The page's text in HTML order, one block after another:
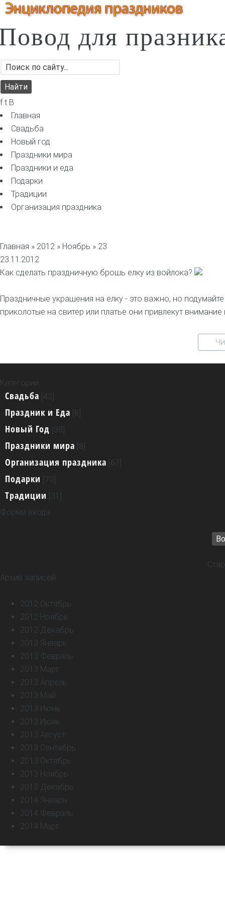
для
f t B
Главная
Свадьба
Новый год
Праздники мира
Праздники и еда
Подарки
Традиции
Организация праздника
Главная » 2012 » Ноябрь » 23
23.11.2012
Как сделать праздничную брошь елку из войлока?
Праздничные украшения на елку - это важно, но
приколотые на свитер или платье они привлекут внимание
Категории
Свадьба [42]
Праздник и Еда [8]
Новый Год [38]
Праздники мира [8]
Организация праздника [67]
Подарки [70]
Традиции [31]
Форма входа
Архив записей
2012 Октябрь
2012 Ноябрь
2012 Декабрь
2013 Январь
2013 Февраль
2013 Март
2013 Апрель
2013 Май
2013 Июнь
2013 Июль
2013 Август
2013 Сентябрь
2013 Октябрь
2013 Ноябрь
2013 Декабрь
2014 Январь
2014 Февраль
2014 Март
Информация о сайте
Реклама на сайте
Контактная информация